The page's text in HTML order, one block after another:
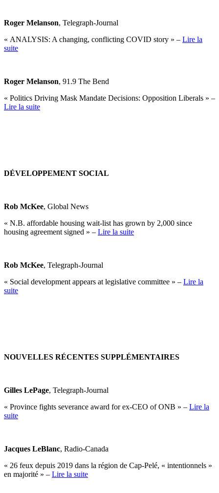
Roger Melanson, Telegraph-Journal
« ANALYSIS: A changing, conflicting COVID story » – Lire la
suite
Roger Melanson, 91.9 The Bend
« Politics Driving Mask Mandate Decisions: Opposition Liberals » –
Lire la suite
DÉVELOPPEMENT SOCIAL
Rob McKee, Global News
« N.B. affordable housing wait-list has grown by 2,000 since
housing agreement signed » – Lire la suite
Rob McKee, Telegraph-Journal
« Social development appears at legislative committee » – Lire la
suite
NOUVELLES RÉCENTES SUPPLÉMENTAIRES
Gilles LePage, Telegraph-Journal
« Province fights severance award for ex-CEO of ONB » – Lire la
suite
Jacques LeBlanc, Radio-Canada
« 26 feux depuis 2019 dans la région de Cap-Pelé, « intentionnels »
en majorité » – Lire la suite